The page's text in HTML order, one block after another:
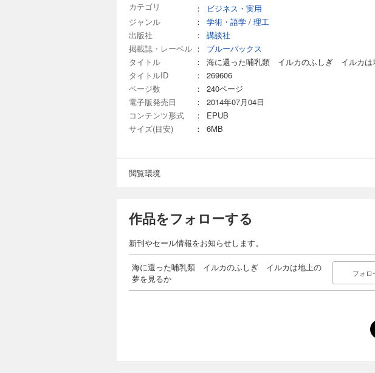
カテゴリ ：
ビジネス・実用
ジャンル
： 学術・語学 / 理工
出版社
：
講談社
掲載誌・レーベル ：
ブルーバックス
タイトル
：
海に還った哺乳類 イルカのふしぎ イルカは
タイトルID
：
269606
ページ数
：
240ページ
電子版発売日
：
2014年07月04日
コンテンツ形式
：
EPUB
サイズ(目安)
： 6MB
閲覧環境
作品をフォローする
新刊やセール情報をお知らせします。
海に還った哺乳類 イルカのふしぎ イルカは地上の
夢を見るか
フォロ